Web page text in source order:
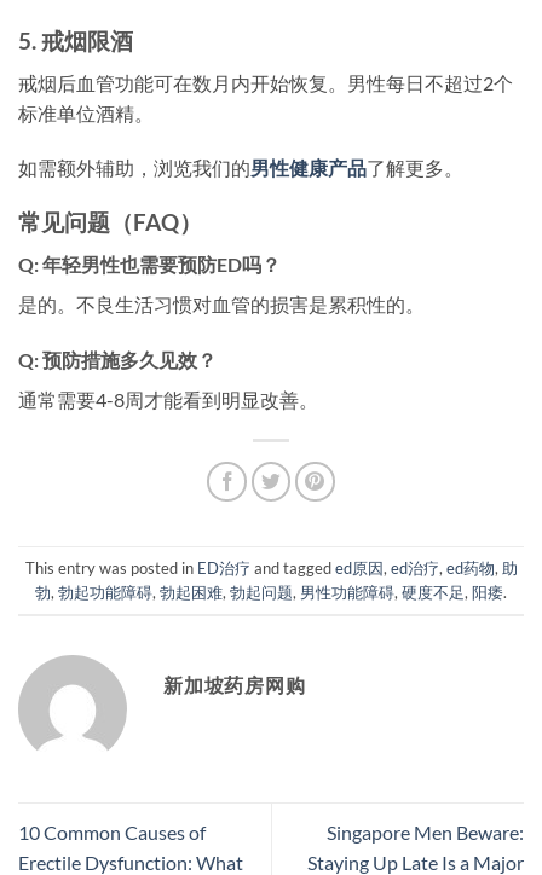
5. 戒烟限酒
戒烟后血管功能可在数月内开始恢复。男性每日不超过2个
标准单位酒精。
如需额外辅助，浏览我们的男性健康产品了解更多。
常见问题（FAQ）
Q: 年轻男性也需要预防ED吗？
是的。不良生活习惯对血管的损害是累积性的。
Q: 预防措施多久见效？
通常需要4-8周才能看到明显改善。
This entry was posted in ED治疗 and taggeded原因, ed治疗, ed药物, 助
勃, 勃起功能障碍, 勃起困难, 勃起问题, 男性功能障碍, 硬度不足, 阳痿.
新加坡药房网购
10 Common Causes of
Erectile Dysfunction: What
Singapore Men Beware:
Staying Up Late Is a Major